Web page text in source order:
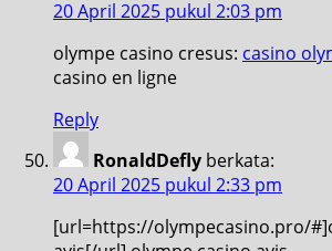
20 April 2025 pukul 2:03 pm
olympe casino cresus: casino
casino en ligne
Reply
RonaldDefly berkata:
20 April 2025 pukul 2:33 pm
[url=https://olympecasino.pro/